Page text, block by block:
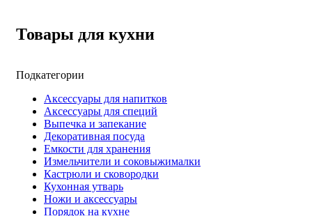
Товары для кухни
Подкатегории
Аксессуары для напитков
Аксессуары для специй
Выпечка и запекание
Декоративная посуда
Емкости для хранения
Измельчители и соковыжималки
Кастрюли и сковородки
Кухонная утварь
Ножи и аксессуары
Порядок на кухне